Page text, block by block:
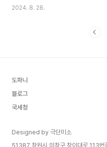
2024.05.11(토)~12(일)오후 7시30분
신나는예술여행인제 상남중학교
2024. 8. 28.
도파니
블로그
국세청
Designed by 극단미소
51387 창원시 의창구 창이대로 113